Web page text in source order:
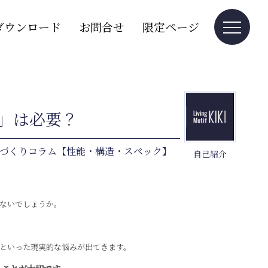
ンロード お問合せ 限定ページ
自己紹介
は必要？
くりコラム【性能・構造・スペック】
いでしょうか。
った現実的な悩みが出てきます。